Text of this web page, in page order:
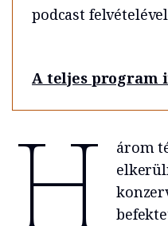
podcast
A teljes program
H
árom